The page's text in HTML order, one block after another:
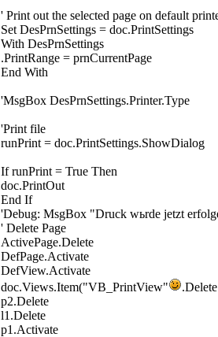
' Print out the selected page on default
Set DesPrnSettings = doc.PrintSettings
With DesPrnSettings
.PrintRange = prnCurrentPage
End With
'MsgBox DesPrnSettings.Printer.Type
'Print file
runPrint = doc.PrintSettings.ShowDialog
If runPrint = True Then
doc.PrintOut
End If
'Debug: MsgBox "Druck wьrde jetzt
' Delete Page
ActivePage.Delete
DefPage.Activate
DefView.Activate
doc.Views.Item("VB_PrintView"
.Delete
p2.Delete
l1.Delete
p1.Activate